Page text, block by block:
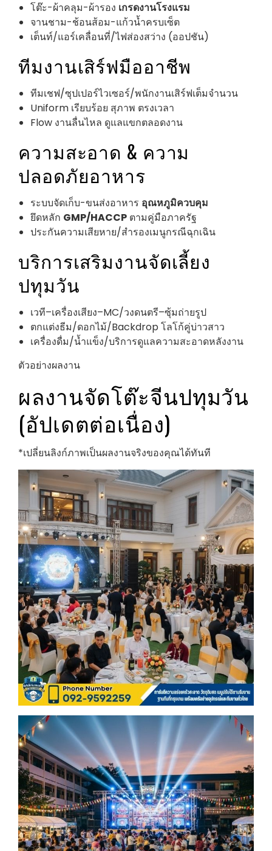
โต๊ะ-ผ้าคลุม-ผ้ารอง เกรดงานโรงแรม
จานชาม-ช้อนส้อม-แก้วน้ำครบเซ็ต
เต็นท์/แอร์เคลื่อนที่/ไฟส่องสว่าง (ออปชัน)
ทีมงานเสิร์ฟมืออาชีพ
ทีมเชฟ/ซุปเปอร์ไวเซอร์/พนักงานเสิร์ฟเต็มจำนวน
Uniform เรียบร้อย สุภาพ ตรงเวลา
Flow งานลื่นไหล ดูแลแขกตลอดงาน
ความสะอาด & ความ
ปลอดภัยอาหาร
ระบบจัดเก็บ-ขนส่งอาหาร อุณหภูมิควบคุม
ยึดหลัก GMP/HACCP ตามคู่มือภาครัฐ
ประกันความเสียหาย/สำรองเมนูกรณีฉุกเฉิน
บริการเสริมงานจัดเลี้ยง
ปทุมวัน
เวที–เครื่องเสียง–MC/วงดนตรี–ซุ้มถ่ายรูป
ตกแต่งธีม/ดอกไม้/Backdrop โลโก้คู่บ่าวสาว
เครื่องดื่ม/น้ำแข็ง/บริการดูแลความสะอาดหลังงาน
ตัวอย่างผลงาน
ผลงานจัดโต๊ะจีนปทุมวัน
(อัปเดตต่อเนื่อง)
*เปลี่ยนลิงก์ภาพเป็นผลงานจริงของคุณได้ทันที